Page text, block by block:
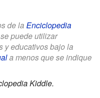
de la Enciclopedia
puede utilizar
y educativos bajo la
a menos que se indique
Kiddle.